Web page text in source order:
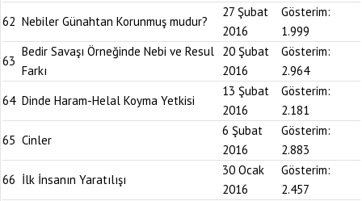
62 Nebiler Günahtan Korunmuş mudur?
27 Şubat
2016
Gösterim:
1.999
63
Bedir Savaşı Örneğinde Nebi ve Resul
Farkı
20 Şubat
2016
Gösterim:
2.964
64 Dinde Haram-Helal Koyma Yetkisi
13 Şubat
2016
Gösterim:
2.181
65 Cinler
6 Şubat
2016
Gösterim:
2.883
66 İlk İnsanın Yaratılışı
30 Ocak
2016
Gösterim:
2.457